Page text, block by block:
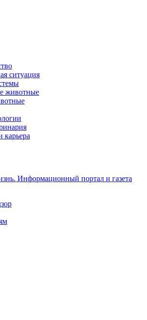
ситуация
животные
карьера